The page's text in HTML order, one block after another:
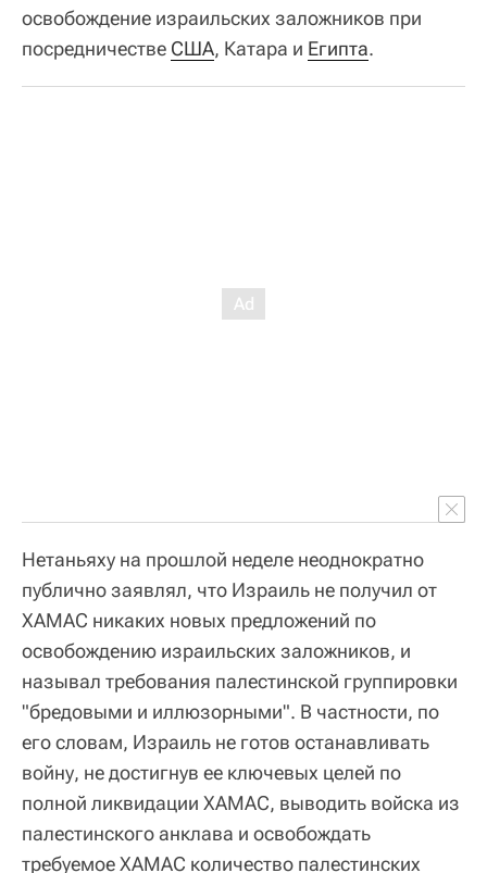
освобождение израильских заложников при
посредничестве США, Катара и Египта.
Нетаньяху на прошлой неделе неоднократно
публично заявлял, что Израиль не получил от
ХАМАС никаких новых предложений по
освобождению израильских заложников, и
называл требования палестинской группировки
"бредовыми и иллюзорными". В частности, по
его словам, Израиль не готов останавливать
войну, не достигнув ее ключевых целей по
полной ликвидации ХАМАС, выводить войска из
палестинского анклава и освобождать
требуемое ХАМАС количество палестинских